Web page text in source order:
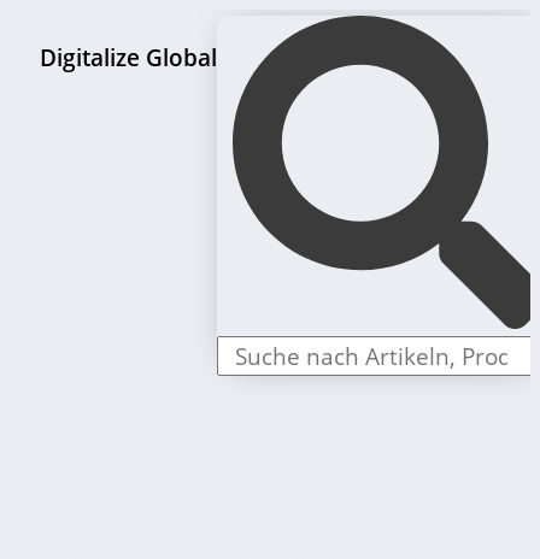
Digitalize Global